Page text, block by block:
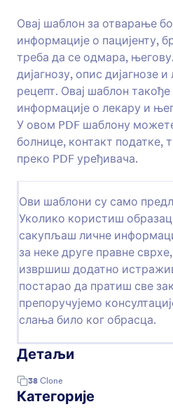
Овај шаблон за отварање
информације о пацијенту,
треба да се одмара,
дијагнозу, опис дијагнозе
рецепт. Овај шаблон такође
информације о лекару и
У овом PDF шаблону
болнице, контакт податке,
преко PDF уређивача.
Ови шаблони су само
Уколико користиш
сакупљаш личне
за неке друге правне
извршиш додатно
постарао да пратиш све
препоручујемо
слања било ког обрасца.
Детаљи
38 Clone
Категорије